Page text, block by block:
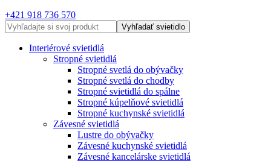
+421 918 736 570
Vyhľadať svietidlo
Interiérové svietidlá
Stropné svietidlá
Stropné svetlá do obývačky
Stropné svetlá do chodby
Stropné svietidlá do spálne
Stropné kúpelňové svietidlá
Stropné kuchynské svietidlá
Závesné svietidlá
Lustre do obývačky
Závesné kuchynské svietidlá
Závesné kancelárske svietidlá